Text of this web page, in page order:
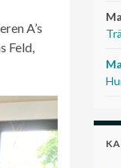
A’s
Feld,